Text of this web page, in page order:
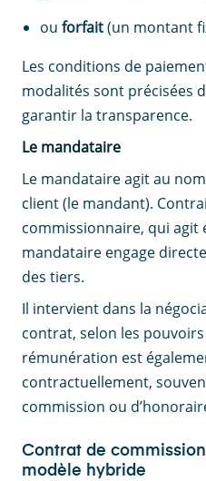
ou forfait(un montant
Les conditions de
modalités sont précisées
garantir la transparence.
Le mandataire
Le mandataire agit au
client (le mandant).
commissionnaire, qui agit
mandataire engage
des tiers.
Il intervient dans la
contrat, selon les
rémunération est
contractuellement,
commission ou
Contrat de
modèle hybride